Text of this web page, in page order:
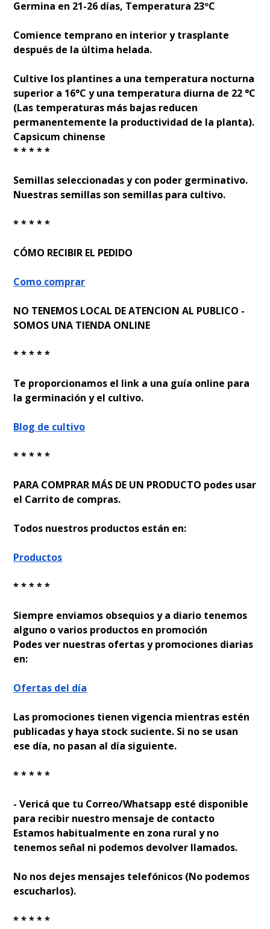
Germina en 21-26 días, Temperatura 23ºC
Comience temprano en interior y trasplante
después de la última helada.
Cultive los plantines a una temperatura nocturna
superior a 16°C y una temperatura diurna de 22 °C
(Las temperaturas más bajas reducen
permanentemente la productividad de la planta).
Capsicum chinense
* * * * *
Semillas seleccionadas y con poder germinativo.
Nuestras semillas son semillas para cultivo.
* * * * *
CÓMO RECIBIR EL PEDIDO
Como comprar
NO TENEMOS LOCAL DE ATENCION AL PUBLICO -
SOMOS UNA TIENDA ONLINE
* * * * *
Te proporcionamos el link a una guía online para
la germinación y el cultivo.
Blog de cultivo
* * * * *
PARA COMPRAR MÁS DE UN PRODUCTO podes usar
el Carrito de compras.
Todos nuestros productos están en:
Productos
* * * * *
Siempre enviamos obsequios y a diario tenemos
alguno o varios productos en promoción
Podes ver nuestras ofertas y promociones diarias
en:
Ofertas del día
Las promociones tienen vigencia mientras estén
publicadas y haya stock suficiente. Si no se usan
ese día, no pasan al día siguiente.
* * * * *
- Verificá que tu Correo/Whatsapp esté disponible
para recibir nuestro mensaje de contacto
Estamos habitualmente en zona rural y no
tenemos señal ni podemos devolver llamados.
No nos dejes mensajes telefónicos (No podemos
escucharlos).
* * * * *